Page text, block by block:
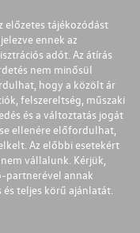
előzetes tájékozódást
ennek az
adót. Az átírás
nem minősül
hogy a közölt ár
felszereltség, műszaki
és a változtatás jogát
ellenére előfordulhat,
Az előbbi esetekért
vállalunk. Kérjük,
partnerével annak
teljes körű ajánlatát.